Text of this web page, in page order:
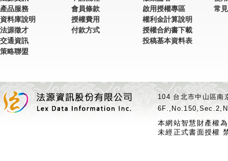
產品服務
資料庫說明
法源徵才
交通資訊
策略聯盟
會員條款
授權費用
付款方式
啟用授權專區
權利金計算說明
授權合約書下載
投稿基本資料表
常
104 台北市中山區
本網站智慧財產權
未經正式書面授權